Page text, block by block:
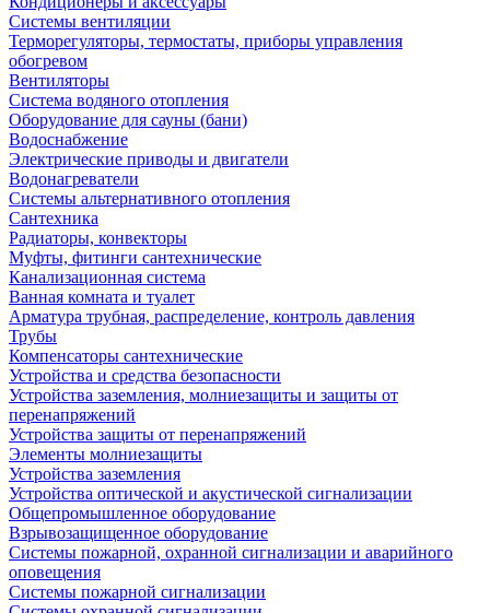
Системы вентиляции
Терморегуляторы, термостаты, приборы управления
обогревом
Вентиляторы
Система водяного отопления
Оборудование для сауны (бани)
Водоснабжение
Электрические приводы и двигатели
Водонагреватели
Системы альтернативного отопления
Сантехника
Радиаторы, конвекторы
Муфты, фитинги сантехнические
Канализационная система
Ванная комната и туалет
Арматура трубная, распределение, контроль давления
Трубы
Компенсаторы сантехнические
Устройства и средства безопасности
Устройства заземления, молниезащиты и защиты от
перенапряжений
Устройства защиты от перенапряжений
Элементы молниезащиты
Устройства заземления
Устройства оптической и акустической сигнализации
Общепромышленное оборудование
Взрывозащищенное оборудование
Системы пожарной, охранной сигнализации и аварийного
оповещения
Системы пожарной сигнализации